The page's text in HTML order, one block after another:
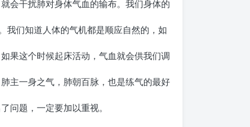
会干扰肺对身体气血的输布。我们身体的
我们知道人体的气机都是顺应自然的，如
果这个时候起床活动，气血就会供我们调
主一身之气，肺朝百脉，也是练气的最好
问题，一定要加以重视。